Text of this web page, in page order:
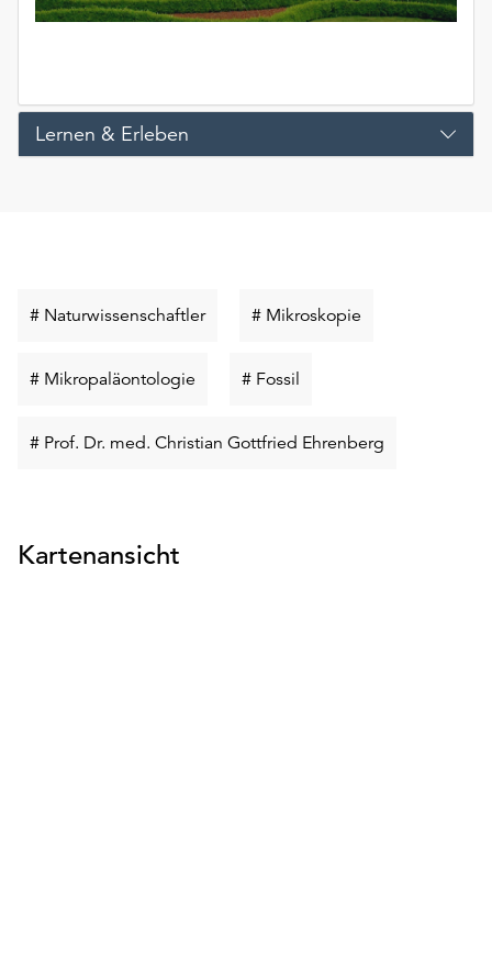
unserer
Impressum
Lernen & Erleben
# NaturwissenschaftlerSchlüsselwort
# Mikroskopie
# Mikropaläontologie Schlüsselwort
# Fossil
# Prof. Dr. med. Christian Gottfried Ehrenberg
Kartenansicht